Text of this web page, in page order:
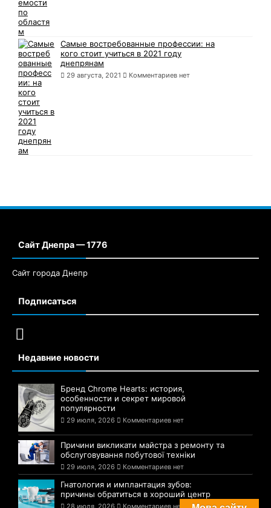
Самые востребованные профессии: на
кого стоит учиться в 2021 году
днепрянам
29 августа, 2021 Комментариев нет
Сайт Днепра — 1776
Сайт города Днепр
Подписаться
Недавние новости
Бренд Chrome Hearts: история,
особенности и секрет мировой
популярности
29 июля, 2026 Комментариев нет
Причини викликати майстра з ремонту та
обслуговування побутової техніки
29 июля, 2026 Комментариев нет
Гнатология и имплантация зубов:
причины обратиться в хороший центр